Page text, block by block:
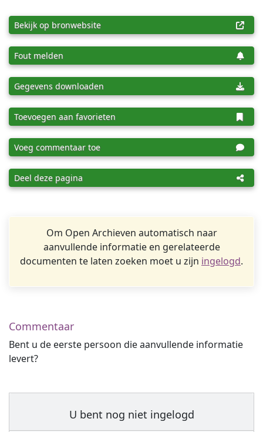
Bekijk op bronwebsite
Fout melden
Gegevens downloaden
Toevoegen aan favorieten
Voeg commentaar toe
Deel deze pagina
Om Open Archieven automatisch naar
aanvullende informatie en gerelateerde
documenten te laten zoeken moet u zijn ingelogd.
Commentaar
Bent u de eerste persoon die aanvullende informatie
levert?
U bent nog niet ingelogd